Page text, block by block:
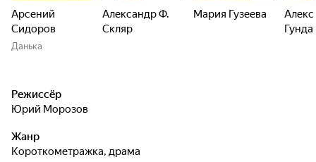
Арсений
Сидоров
Данька
Александр Ф.
Скляр
Мария Гузеева
Режиссёр
Юрий Морозов
Жанр
короткометражка, драма